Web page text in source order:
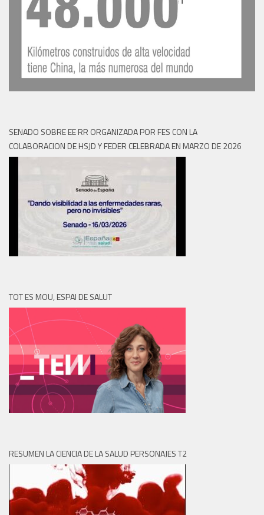
SENADO SOBRE EE RR ORGANIZADA POR FES CON LA
COLABORACION DE HSJD Y FEDER CELEBRADA EN MARZO DE 2026
TOT ES MOU, ESPAI DE SALUT
RESUMEN LA CIENCIA DE LA SALUD PERSONAJES T2